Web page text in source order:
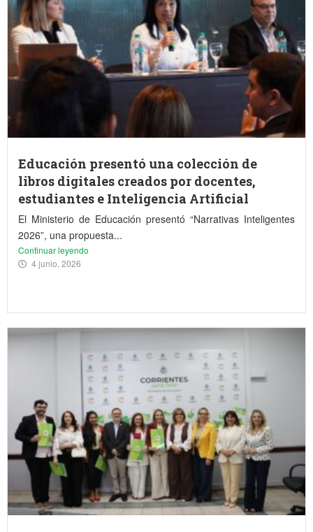
Educación presentó una colección de
libros digitales creados por docentes,
estudiantes e Inteligencia Artificial
El Ministerio de Educación presentó “Narrativas Inteligentes
2026”, una propuesta...
Continuar leyendo
4 junio, 2026